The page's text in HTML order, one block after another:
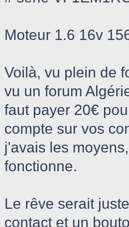
Moteur 1.6 16v
Voilà, vu plein de
vu un forum
faut payer 20€
compte sur vos
j'avais les
fonctionne.
Le rêve serait
contact et un